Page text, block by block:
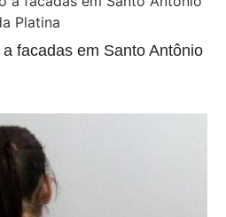
facadas em Santo Antônio